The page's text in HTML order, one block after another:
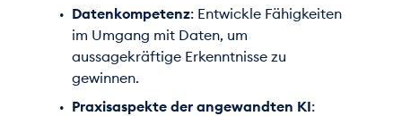
Datenkompetenz: Entwickle Fähigkeiten
im Umgang mit Daten, um
aussagekräftige Erkenntnisse zu
gewinnen.
Praxisaspekte der angewandten KI: